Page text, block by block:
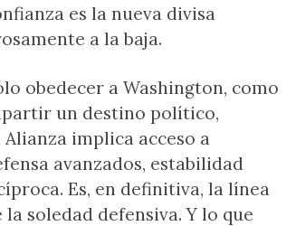
es la nueva divisa
a la baja.
obedecer a Washington, como
un destino político,
implica acceso a
avanzados, estabilidad
Es, en definitiva, la línea
soledad defensiva. Y lo que